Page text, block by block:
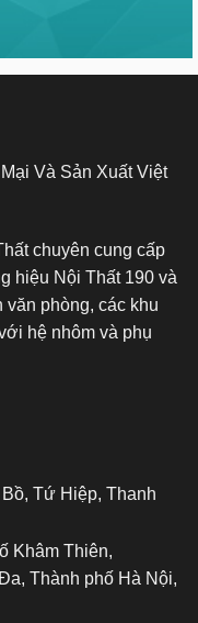
Và Sản Xuất Việt
chuyên cung cấp
hiệu Nội Thất 190 và
văn phòng, các khu
hệ nhôm và phụ
Tứ Hiệp, Thanh
Khâm Thiên,
Thành phố Hà Nội,